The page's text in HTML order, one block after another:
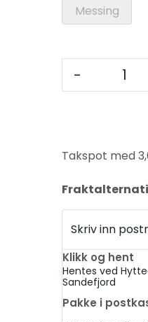
Messing
-
Takspot med
Skriv inn
Klikk og hent
Hentes ved
Sandefjord
Pakke i